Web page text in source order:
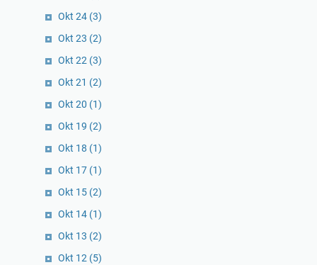
Okt 24 (3)
Okt 23 (2)
Okt 22 (3)
Okt 21 (2)
Okt 20 (1)
Okt 19 (2)
Okt 18 (1)
Okt 17 (1)
Okt 15 (2)
Okt 14 (1)
Okt 13 (2)
Okt 12 (5)